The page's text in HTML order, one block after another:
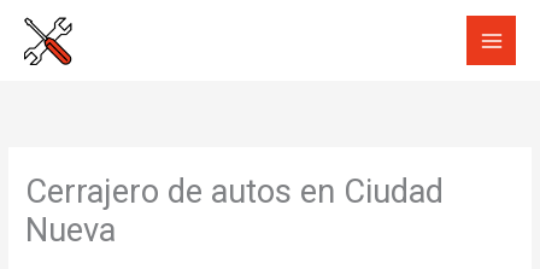
Cerrajero de autos en Ciudad
Nueva